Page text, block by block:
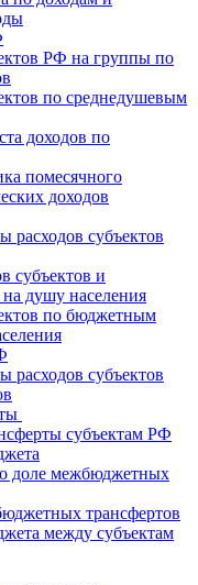
РФ на группы по
по среднедушевым
доходов по
помесячного
доходов
расходов субъектов
субъектов и
душу населения
по бюджетным
расходов субъектов
субъектам РФ
доле межбюджетных
трансфертов
между субъектам